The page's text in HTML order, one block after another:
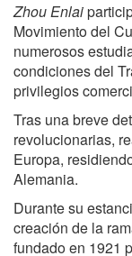
Zhou Enlai
Movimiento del
numerosos
condiciones del
privilegios
Tras una breve
revolucionarias,
Europa,
Alemania.
Durante su
creación de la
fundado en 1921